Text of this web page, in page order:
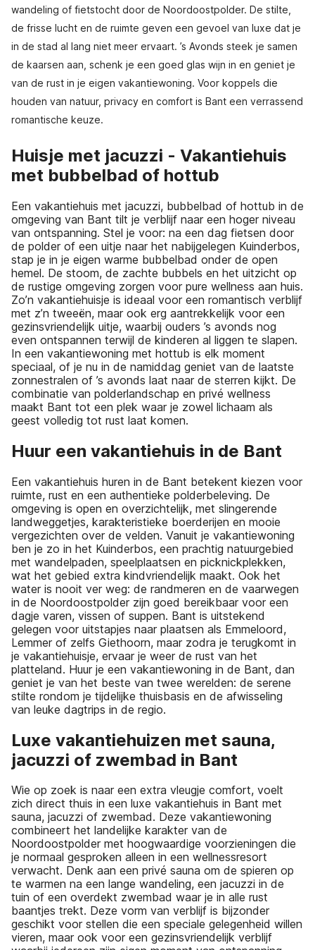
wandeling of fietstocht door de Noordoostpolder. De stilte,
de frisse lucht en de ruimte geven een gevoel van luxe dat je
in de stad al lang niet meer ervaart. ’s Avonds steek je samen
de kaarsen aan, schenk je een goed glas wijn in en geniet je
van de rust in je eigen vakantiewoning. Voor koppels die
houden van natuur, privacy en comfort is Bant een verrassend
romantische keuze.
Huisje met jacuzzi - Vakantiehuis
met bubbelbad of hottub
Een vakantiehuis met jacuzzi, bubbelbad of hottub in de
omgeving van Bant tilt je verblijf naar een hoger niveau
van ontspanning. Stel je voor: na een dag fietsen door
de polder of een uitje naar het nabijgelegen Kuinderbos,
stap je in je eigen warme bubbelbad onder de open
hemel. De stoom, de zachte bubbels en het uitzicht op
de rustige omgeving zorgen voor pure wellness aan huis.
Zo’n vakantiehuisje is ideaal voor een romantisch verblijf
met z’n tweeën, maar ook erg aantrekkelijk voor een
gezinsvriendelijk uitje, waarbij ouders ’s avonds nog
even ontspannen terwijl de kinderen al liggen te slapen.
In een vakantiewoning met hottub is elk moment
speciaal, of je nu in de namiddag geniet van de laatste
zonnestralen of ’s avonds laat naar de sterren kijkt. De
combinatie van polderlandschap en privé wellness
maakt Bant tot een plek waar je zowel lichaam als
geest volledig tot rust laat komen.
Huur een vakantiehuis in de Bant
Een vakantiehuis huren in de Bant betekent kiezen voor
ruimte, rust en een authentieke polderbeleving. De
omgeving is open en overzichtelijk, met slingerende
landweggetjes, karakteristieke boerderijen en mooie
vergezichten over de velden. Vanuit je vakantiewoning
ben je zo in het Kuinderbos, een prachtig natuurgebied
met wandelpaden, speelplaatsen en picknickplekken,
wat het gebied extra kindvriendelijk maakt. Ook het
water is nooit ver weg: de randmeren en de vaarwegen
in de Noordoostpolder zijn goed bereikbaar voor een
dagje varen, vissen of suppen. Bant is uitstekend
gelegen voor uitstapjes naar plaatsen als Emmeloord,
Lemmer of zelfs Giethoorn, maar zodra je terugkomt in
je vakantiehuisje, ervaar je weer de rust van het
platteland. Huur je een vakantiewoning in de Bant, dan
geniet je van het beste van twee werelden: de serene
stilte rondom je tijdelijke thuisbasis en de afwisseling
van leuke dagtrips in de regio.
Luxe vakantiehuizen met sauna,
jacuzzi of zwembad in Bant
Wie op zoek is naar een extra vleugje comfort, voelt
zich direct thuis in een luxe vakantiehuis in Bant met
sauna, jacuzzi of zwembad. Deze vakantiewoning
combineert het landelijke karakter van de
Noordoostpolder met hoogwaardige voorzieningen die
je normaal gesproken alleen in een wellnessresort
verwacht. Denk aan een privé sauna om de spieren op
te warmen na een lange wandeling, een jacuzzi in de
tuin of een overdekt zwembad waar je in alle rust
baantjes trekt. Deze vorm van verblijf is bijzonder
geschikt voor stellen die een speciale gelegenheid willen
vieren, maar ook voor een gezinsvriendelijk verblijf